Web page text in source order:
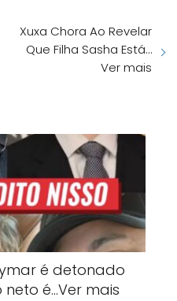
Xuxa Chora Ao Revelar
Que Filha Sasha Está…
Ver mais
é detonado
é…Ver mais